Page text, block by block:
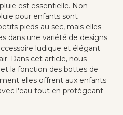
est essentielle. Non
pour enfants sont
pieds au sec, mais elles
dans une variété de designs
ludique et élégant
Dans cet article, nous
la fonction des bottes de
elles offrent aux enfants
l'eau tout en protégeant